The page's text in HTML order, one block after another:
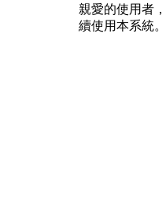
親愛的使用者
續使用本系統